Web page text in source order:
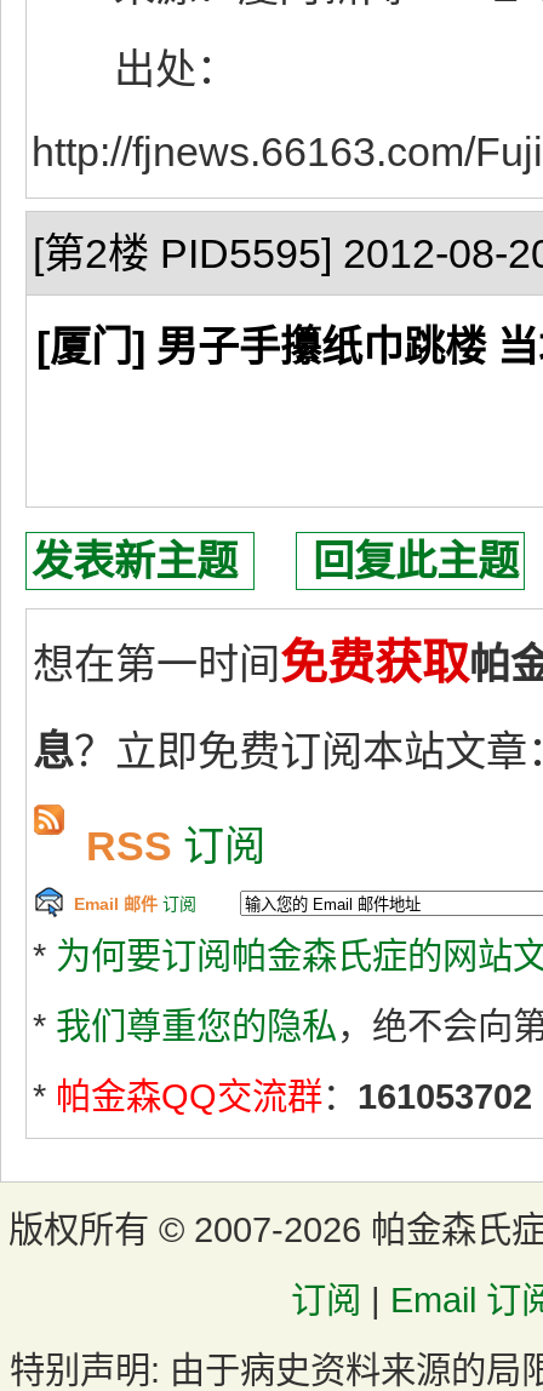
出处：
http://fjnews.66163.com/
[第2楼 PID5595] 2012-08-
[厦门] 男子手攥纸巾跳楼
发表新主题 回复此主题
想在第一时间免费获取帕
息？立即免费订阅本站文章
RSS 订阅
Email 邮件 订阅
* 为何要订阅帕金森氏症的网站
* 我们尊重您的隐私，绝不会向
* 帕金森QQ交流群： 161053702
版权所有 © 2007-2026 帕金森氏
订阅 | Email 订
特别声明: 由于病史资料来源的局